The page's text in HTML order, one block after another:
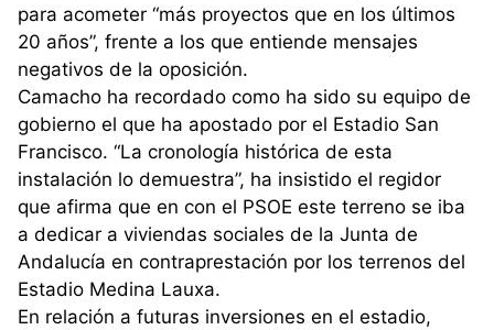
para acometer “más proyectos que en los últimos
20 años”, frente a los que entiende mensajes
negativos de la oposición.
Camacho ha recordado como ha sido su equipo de
gobierno el que ha apostado por el Estadio San
Francisco. “La cronología histórica de esta
instalación lo demuestra”, ha insistido el regidor
que afirma que en con el PSOE este terreno se iba
a dedicar a viviendas sociales de la Junta de
Andalucía en contraprestación por los terrenos del
Estadio Medina Lauxa.
En relación a futuras inversiones en el estadio,